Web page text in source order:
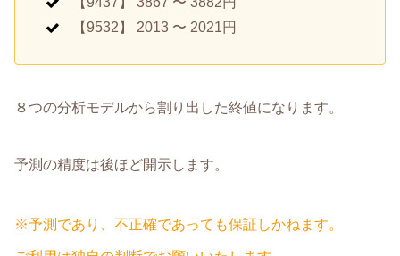
【9532】 2013 〜 2021円
８つの分析モデルから割り出した終値になります。
予測の精度は後ほど開示します。
※予測であり、不正確であっても保証しかねます。